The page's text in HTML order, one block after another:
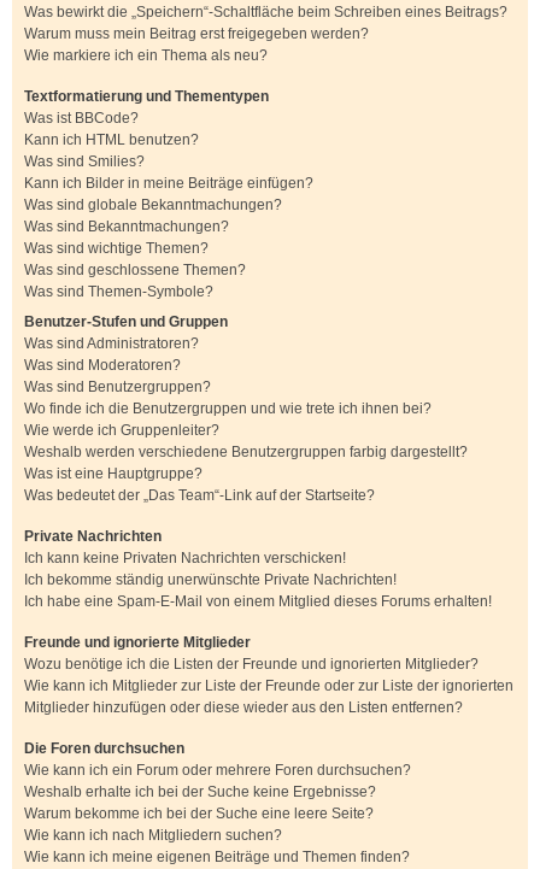
Was bewirkt die „Speichern“-Schaltfläche beim Schreiben eines Beitrags?
Warum muss mein Beitrag erst freigegeben werden?
Wie markiere ich ein Thema als neu?
Textformatierung und Thementypen
Was ist BBCode?
Kann ich HTML benutzen?
Was sind Smilies?
Kann ich Bilder in meine Beiträge einfügen?
Was sind globale Bekanntmachungen?
Was sind Bekanntmachungen?
Was sind wichtige Themen?
Was sind geschlossene Themen?
Was sind Themen-Symbole?
Benutzer-Stufen und Gruppen
Was sind Administratoren?
Was sind Moderatoren?
Was sind Benutzergruppen?
Wo finde ich die Benutzergruppen und wie trete ich ihnen bei?
Wie werde ich Gruppenleiter?
Weshalb werden verschiedene Benutzergruppen farbig dargestellt?
Was ist eine Hauptgruppe?
Was bedeutet der „Das Team“-Link auf der Startseite?
Private Nachrichten
Ich kann keine Privaten Nachrichten verschicken!
Ich bekomme ständig unerwünschte Private Nachrichten!
Ich habe eine Spam-E-Mail von einem Mitglied dieses Forums erhalten!
Freunde und ignorierte Mitglieder
Wozu benötige ich die Listen der Freunde und ignorierten Mitglieder?
Wie kann ich Mitglieder zur Liste der Freunde oder zur Liste der ignorierten
Mitglieder hinzufügen oder diese wieder aus den Listen entfernen?
Die Foren durchsuchen
Wie kann ich ein Forum oder mehrere Foren durchsuchen?
Weshalb erhalte ich bei der Suche keine Ergebnisse?
Warum bekomme ich bei der Suche eine leere Seite?
Wie kann ich nach Mitgliedern suchen?
Wie kann ich meine eigenen Beiträge und Themen finden?